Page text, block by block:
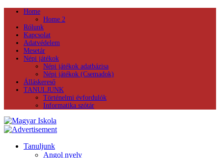
Home
Home 2
Rólunk
Kapcsolat
Adatvédelem
Mesetár
Népi játékok
Népi játékok adatbázisa
Népi játékok (Csemadok)
Álláskereső
TANULJUNK
Történelmi évfordulók
Informatika szótár
Tanuljunk
Angol nyelv